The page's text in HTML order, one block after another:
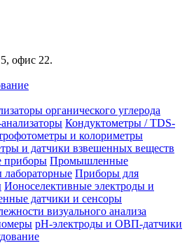
офис 22.
органического углерода
Кондуктометры / TDS-
и колориметры
и датчики взвешенных веществ
приборы Промышленные
лабораторные Приборы для
Ионоселективные электроды и
датчики и сенсоры
визуального анализа
pH-электроды и ОВП-датчики